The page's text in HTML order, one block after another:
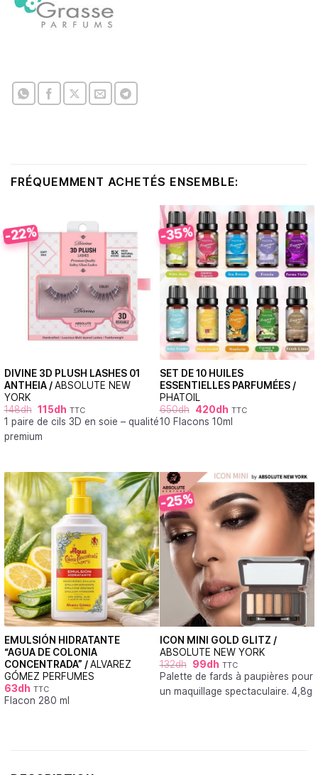
FRÉQUEMMENT ACHETÉS ENSEMBLE:
-22%
DIVINE 3D PLUSH LASHES 01
ANTHEIA /ABSOLUTE NEW
YORK
148dh 115dh TTC
1 paire de cils 3D en soie – qualité
premium
-35%
SET DE 10 HUILES
ESSENTIELLES PARFUMÉES /
PHATOIL
650dh 420dh TTC
10 Flacons 10ml
EMULSIÓN HIDRATANTE
“AGUA DE COLONIA
CONCENTRADA” /ALVAREZ
GÓMEZ PERFUMES
63dh TTC
Flacon 280 ml
-25%
ICON MINI GOLD GLITZ /
ABSOLUTE NEW YORK
132dh 99dh TTC
Palette de fards à paupières pour
un maquillage spectaculaire. 4,8g